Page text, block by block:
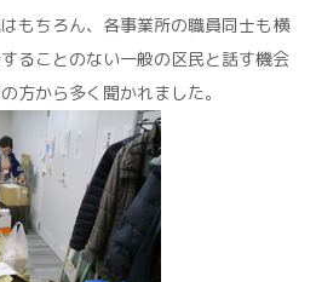
もちろん、各事業所の職員同士も横
ることのない一般の区民と話す機会
方から多く聞かれました。